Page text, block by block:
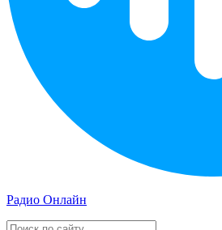
Радио Онлайн